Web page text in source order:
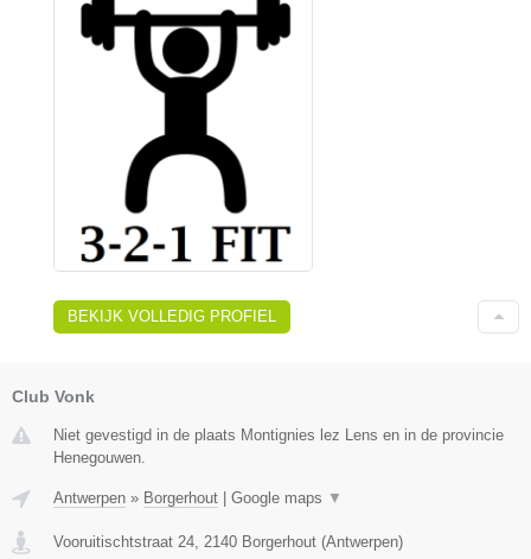
BEKIJK VOLLEDIG PROFIEL
Club Vonk
Niet gevestigd in de plaats Montignies lez Lens en in de provincie
Henegouwen.
Antwerpen » Borgerhout | Google maps ▼
Vooruitischtstraat 24 2140 Borgerhout (Antwerpen)